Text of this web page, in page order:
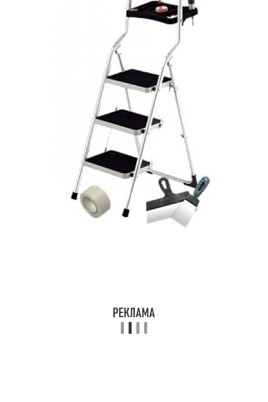
Штукатурка на кухне
Кухни с декоративной
Штукатурка на стенах
Штукатурки для кухни Штукатурка на кривые
Декоративный
материал
Традиционная
штукатурка